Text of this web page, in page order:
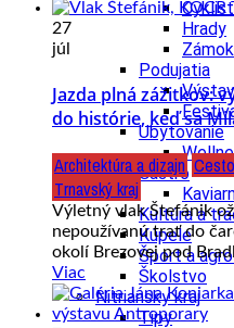
Hrady
Zámok
Podujatia
Ubytovanie
Gastro
Kultúra a
Kúpele
Šport a
Školstvo
Nitriansky kraj
Tipy
27
júl
Jazda plná zážitkov:
do histórie, keď sa
Architektúra a dizajn
Trnavský kraj
Výletný vlak Štefánik
nepoužívanú trať do
okolí Brezovej pod
Viac